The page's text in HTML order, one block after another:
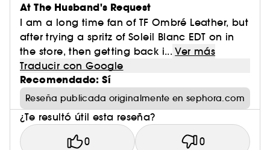
At The Husband's Request
I am a long time fan of TF Ombré Leather, but
after trying a spritz of Soleil Blanc EDT on in
the store, then getting back i... Ver más
Traducir con Google
Recomendado: Sí
Reseña publicada originalmente en sephora.com
¿Te resultó útil esta reseña?
0 0